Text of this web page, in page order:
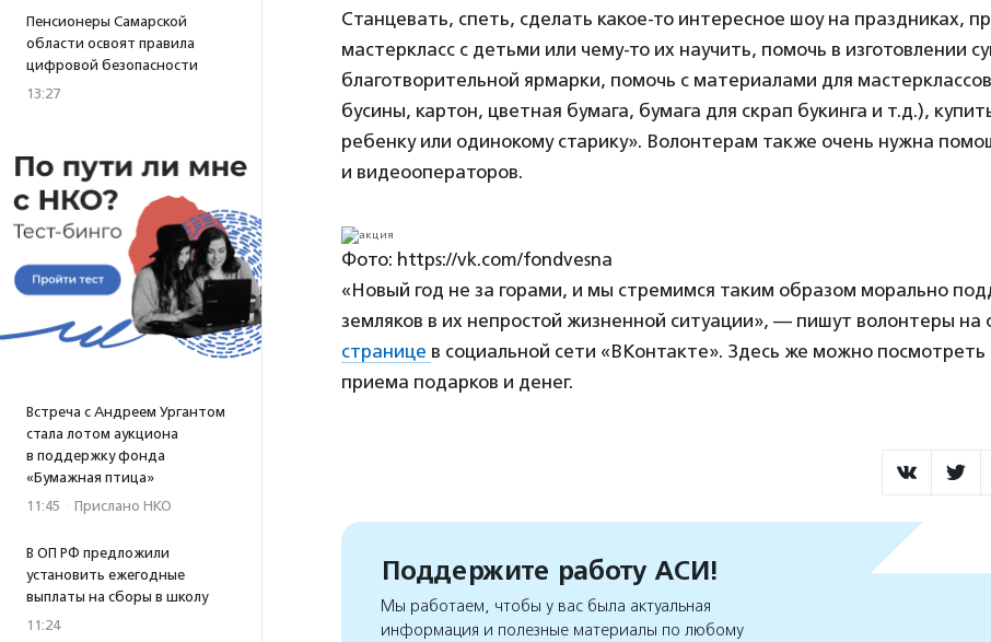
Пенсионеры Самарской
области освоят правила
цифровой безопасности
13:27
Встреча с Андреем Ургантом
стала лотом аукциона
в поддержку фонда
«Бумажная птица»
11:45 · Прислано НКО
В ОП РФ предложили
установить ежегодные
выплаты на сборы в школу
11:24
Станцевать, спеть, сделать какое-то интересное шоу на праздниках,
мастеркласс с детьми или чему-то их научить, помочь в изготовлении
благотворительной ярмарки, помочь с материалами для
бусины, картон, цветная бумага, бумага для скрап букинга и т.д.),
ребенку или одинокому старику». Волонтерам также очень нужна
и видеооператоров.
Фото: https://vk.com/fondvesna
«Новый год не за горами, и мы стремимся таким образом морально
земляков в их непростой жизненной ситуации», — пишут волонтеры на
странице в социальной сети «ВКонтакте». Здесь же можно посмотреть
приема подарков и денег.
Поддержите работу АСИ!
Мы работаем, чтобы у вас была актуальная
информация и полезные материалы по любому